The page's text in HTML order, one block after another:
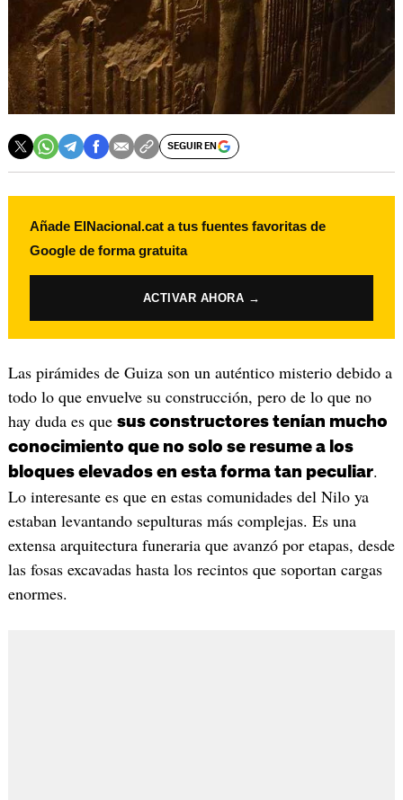
SEGUIR EN
Añade ElNacional.cat a tus fuentes favoritas de
Google de forma gratuita
ACTIVAR AHORA →
Las pirámides de Guiza son un auténtico misterio debido a
todo lo que envuelve su construcción, pero de lo que no
hay duda es que sus constructores tenían mucho
conocimiento que no solo se resume a los
bloques elevados en esta forma tan peculiar.
Lo interesante es que en estas comunidades del Nilo ya
estaban levantando sepulturas más complejas. Es una
extensa arquitectura funeraria que avanzó por etapas, desde
las fosas excavadas hasta los recintos que soportan cargas
enormes.